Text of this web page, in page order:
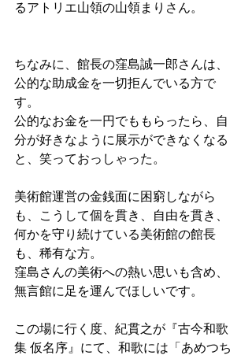
るアトリエ山領の山領まりさん。
ちなみに、館長の窪島誠一郎さんは、
公的な助成金を一切拒んでいる方で
す。
公的なお金を一円でももらったら、自
分が好きなように展示ができなくなる
と、笑っておっしゃった。
美術館運営の金銭面に困窮しながら
も、こうして個を貫き、自由を貫き、
何かを守り続けている美術館の館長
も、稀有な方。
窪島さんの美術への熱い思いも含め、
無言館に足を運んでほしいです。
この場に行く度、紀貫之が『古今和歌
集 仮名序』にて、和歌には「あめつち